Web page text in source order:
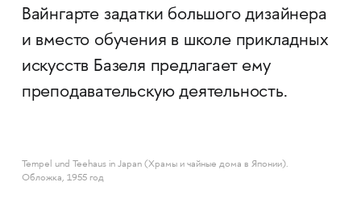
Вайнгарте задатки большого дизайнера
и вместо обучения в школе прикладных
искусств Базеля предлагает ему
преподавательскую деятельность.
Tempel und Teehaus in Japan (Храмы и чайные дома в Японии).
Обложка, 1955 год